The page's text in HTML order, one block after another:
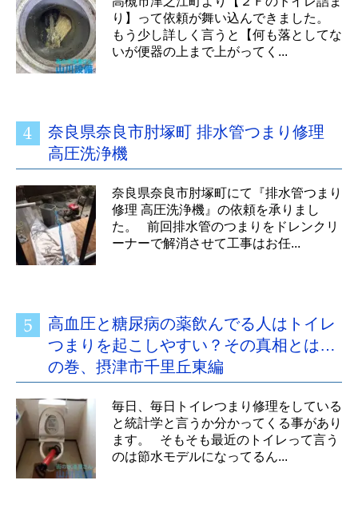
り】って依頼が舞い込んできました。
もう少し詳しく言うと【何も落としてな
いが便器の上まで上がってく...
奈良県奈良市肘塚町 排水管つまり修理
高圧洗浄機
奈良県奈良市肘塚町にて『排水管つまり
修理 高圧洗浄機』の依頼を承りまし
た。 前回排水管のつまりをドレンクリ
ーナーで解消させて工事はお任...
高血圧と糖尿病の薬飲んでる人はトイレ
つまりを起こしやすい？その真相とは…
の巻、摂津市千里丘東編
毎日、毎日トイレつまり修理をしている
と統計学と言うか分かってくる事があり
ます。 そもそも最近のトイレって言う
のは節水モデルになってるん...